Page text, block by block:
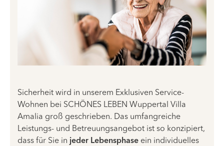
Sicherheit wird in unserem Exklusiven Service-
Wohnen bei SCHÖNES LEBEN Wuppertal Villa
Amalia groß geschrieben. Das umfangreiche
Leistungs- und Betreuungsangebot ist so konzipiert,
dass für Sie in jeder Lebensphase ein individuelles